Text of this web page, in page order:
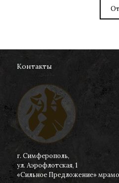
Контакты
г. Симферополь,
ул. Аэрофлотская, 1
«Сильное Предложение»